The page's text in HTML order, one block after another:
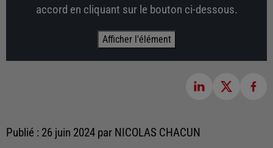
accord en cliquant sur le bouton ci-dessous.
Afficher l'élément
Publié : 26 juin 2024 par NICOLAS CHACUN